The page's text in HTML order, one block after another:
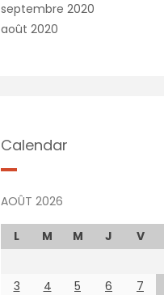
septembre 2020
août 2020
Calendar
AOÛT 2026
L M M J V
3
4 5 6 7